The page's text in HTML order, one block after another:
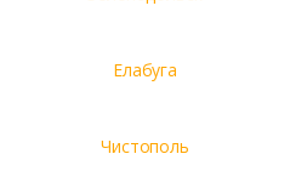
Елабуга
Чистополь